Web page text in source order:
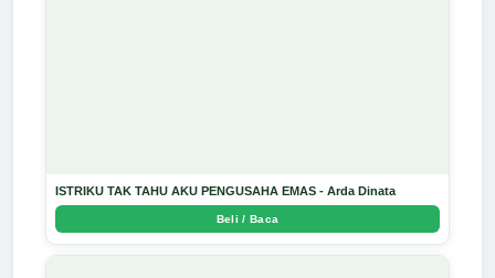
ISTRIKU TAK TAHU AKU PENGUSAHA EMAS - Arda Dinata
Beli / Baca